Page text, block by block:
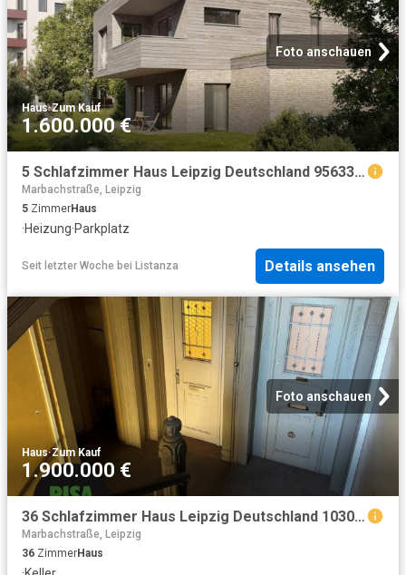
Foto anschauen
Haus·Zum Kauf
1.600.000 €
5 Schlafzimmer Haus Leipzig Deutschland 95633258
Marbachstraße, Leipzig
5 ZimmerHaus
·Heizung·Parkplatz
Seit letzter Woche bei Listanza Details ansehen
Foto anschauen
Haus·Zum Kauf
1.900.000 €
36 Schlafzimmer Haus Leipzig Deutschland 103092403
Marbachstraße, Leipzig
36 ZimmerHaus